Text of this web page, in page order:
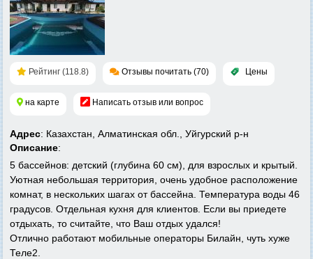
Рейтинг (118.8) Отзывы почитать (70) Цены
на карте Написать отзыв или вопрос
Адрес: Казахстан, Алматинская обл., Уйгурский р-н
Описание:
5 бассейнов: детский (глубина 60 см), для взрослых и крытый.
Уютная небольшая территория, очень удобное расположение
комнат, в нескольких шагах от бассейна. Температура воды 46
градусов. Отдельная кухня для клиентов. Если вы приедете
отдыхать, то считайте, что Ваш отдых удался!
Отлично работают мобильные операторы Билайн, чуть хуже
Теле2.